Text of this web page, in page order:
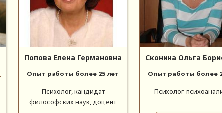
Попова Елена Германовна
Опыт работы более 25 лет
Психолог, кандидат
философских наук, доцент
Сконина Ольга
Опыт работы более
Психолог-